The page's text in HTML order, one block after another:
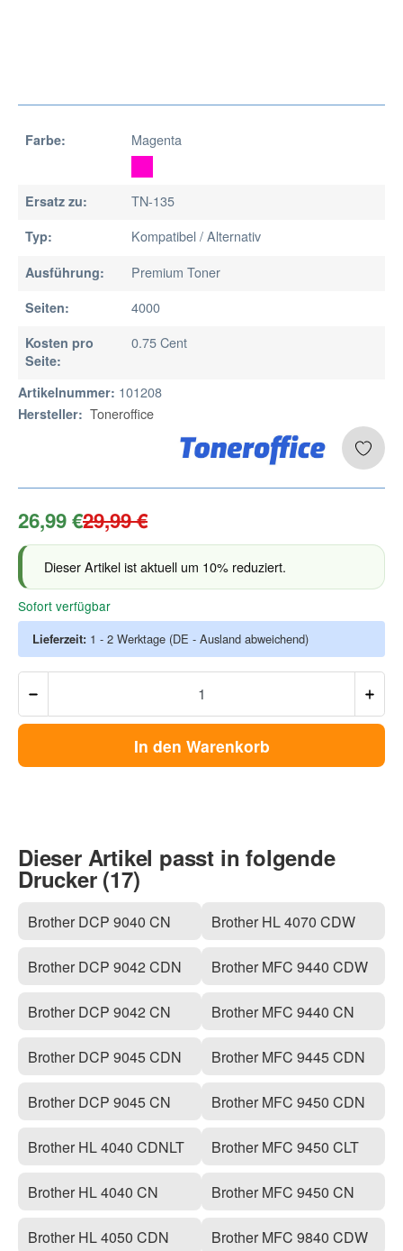
Farbe: Magenta
Ersatz zu: TN-135
Typ: Kompatibel / Alternativ
Ausführung: Premium Toner
Seiten: 4000
Kosten pro
Seite:
0.75 Cent
Artikelnummer: 101208
Hersteller: Toneroffice
26,99 €29,99 €
Dieser Artikel ist aktuell um 10% reduziert.
Sofort verfügbar
Lieferzeit: 1 - 2 Werktage (DE - Ausland abweichend)
In den Warenkorb
Dieser Artikel passt in folgende
Drucker (17)
Brother DCP 9040 CN
Brother DCP 9042 CDN
Brother DCP 9042 CN
Brother DCP 9045 CDN
Brother DCP 9045 CN
Brother HL 4040 CDNLT
Brother HL 4040 CN
Brother HL 4050 CDN
Brother HL 4070 CDW
Brother MFC 9440 CDW
Brother MFC 9440 CN
Brother MFC 9445 CDN
Brother MFC 9450 CDN
Brother MFC 9450 CLT
Brother MFC 9450 CN
Brother MFC 9840 CDW